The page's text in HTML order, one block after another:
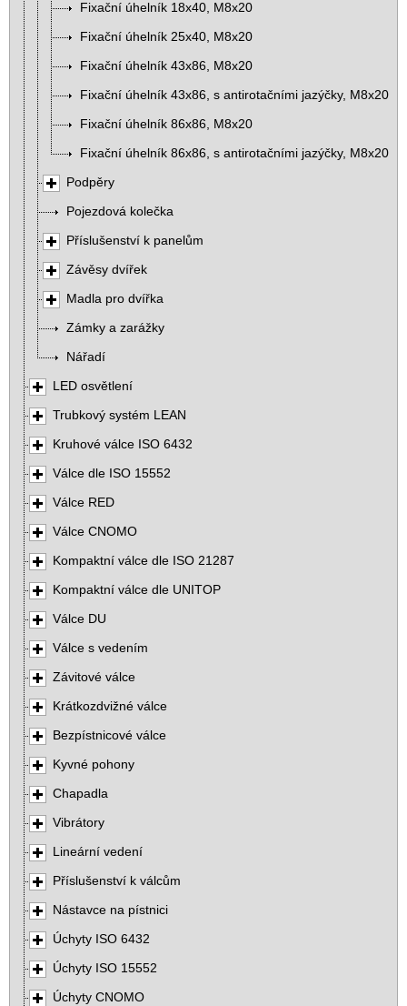
Fixační úhelník 18x40, M8x20
Fixační úhelník 25x40, M8x20
Fixační úhelník 43x86, M8x20
Fixační úhelník 43x86, s antirotačními jazýčky, M8x20
Fixační úhelník 86x86, M8x20
Fixační úhelník 86x86, s antirotačními jazýčky, M8x20
Podpěry
Pojezdová kolečka
Příslušenství k panelům
Závěsy dvířek
Madla pro dvířka
Zámky a zarážky
Nářadí
LED osvětlení
Trubkový systém LEAN
Kruhové válce ISO 6432
Válce dle ISO 15552
Válce RED
Válce CNOMO
Kompaktní válce dle ISO 21287
Kompaktní válce dle UNITOP
Válce DU
Válce s vedením
Závitové válce
Krátkozdvižné válce
Bezpístnicové válce
Kyvné pohony
Chapadla
Vibrátory
Lineární vedení
Příslušenství k válcům
Nástavce na pístnici
Úchyty ISO 6432
Úchyty ISO 15552
Úchyty CNOMO